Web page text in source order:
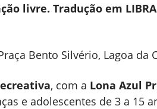
livre. Tradução em
Bento Silvério, Lagoa da
, com a Lona Azul
e adolescentes de 3 a 15